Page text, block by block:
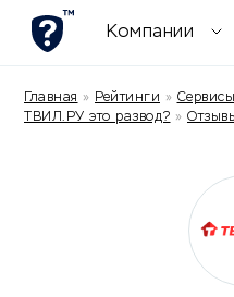
Компании
Главная » Рейтинги »
ТВИЛ.РУ это развод? »